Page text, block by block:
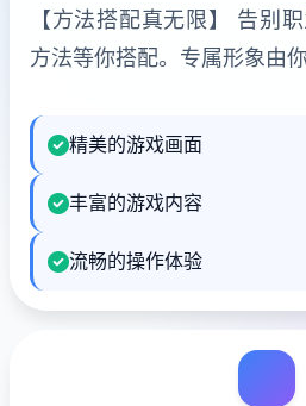
【方法搭配真无限】 告别
方法等你搭配。专属形象由你
精美的游戏画面
丰富的游戏内容
流畅的操作体验